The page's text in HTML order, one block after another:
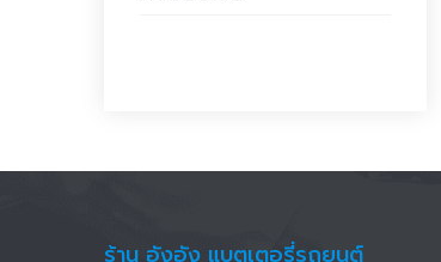
ร้าน อังอัง แบตเตอรี่รถยนต์